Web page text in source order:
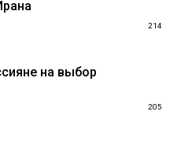
214
на выбор
205